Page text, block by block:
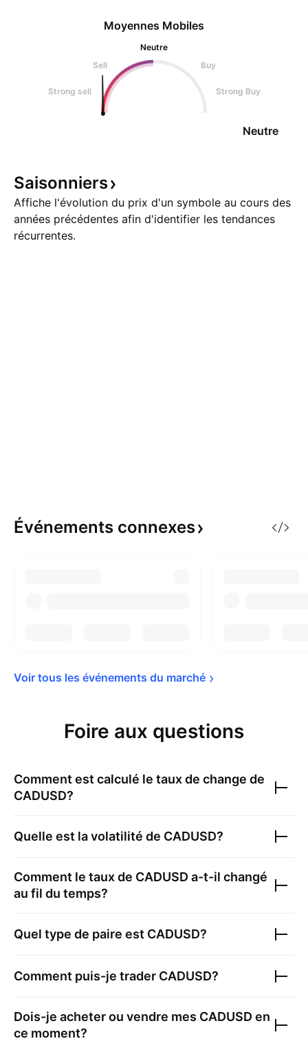
Moyennes Mobiles
Neutre
Sell
Buy
Strong sell Strong Buy
Neutre
Saisonniers
Affiche l'évolution du prix d'un symbole au cours des
années précédentes afin d'identifier les tendances
récurrentes.
Événements connexes
Voir tous les événements du marché
Foire aux questions
Comment est calculé le taux de change de
CADUSD?
Quelle est la volatilité de CADUSD?
Comment le taux de CADUSD a-t-il changé
au fil du temps?
Quel type de paire est CADUSD?
Comment puis-je trader CADUSD?
Dois-je acheter ou vendre mes CADUSD en
ce moment?